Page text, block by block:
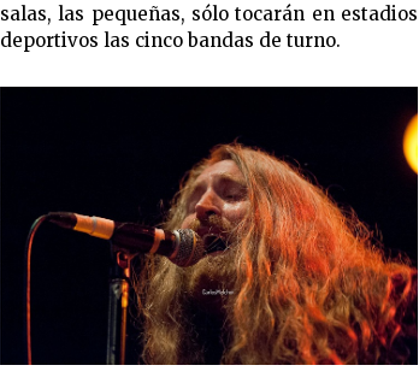
salas, las pequeñas, sólo tocarán en estadios
deportivos las cinco bandas de turno.